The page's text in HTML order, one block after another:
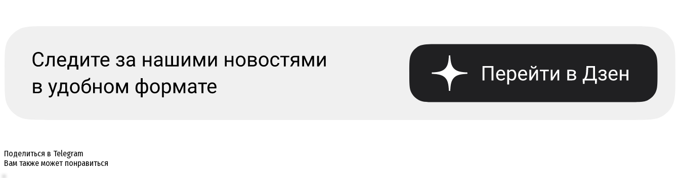
Поделиться в Telegram
Вам также может понравиться